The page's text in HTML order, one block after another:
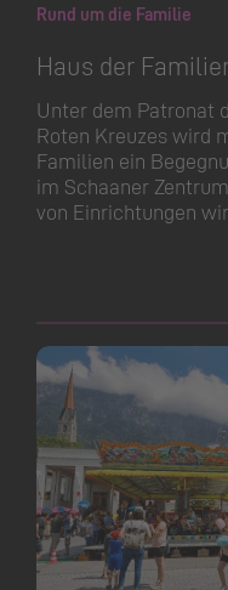
Rund um die Familie
Haus der
Unter dem Patronat
Roten Kreuzes wird
Familien ein
im Schaaner
von Einrichtungen